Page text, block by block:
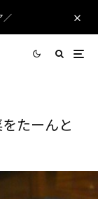
／
たーんと